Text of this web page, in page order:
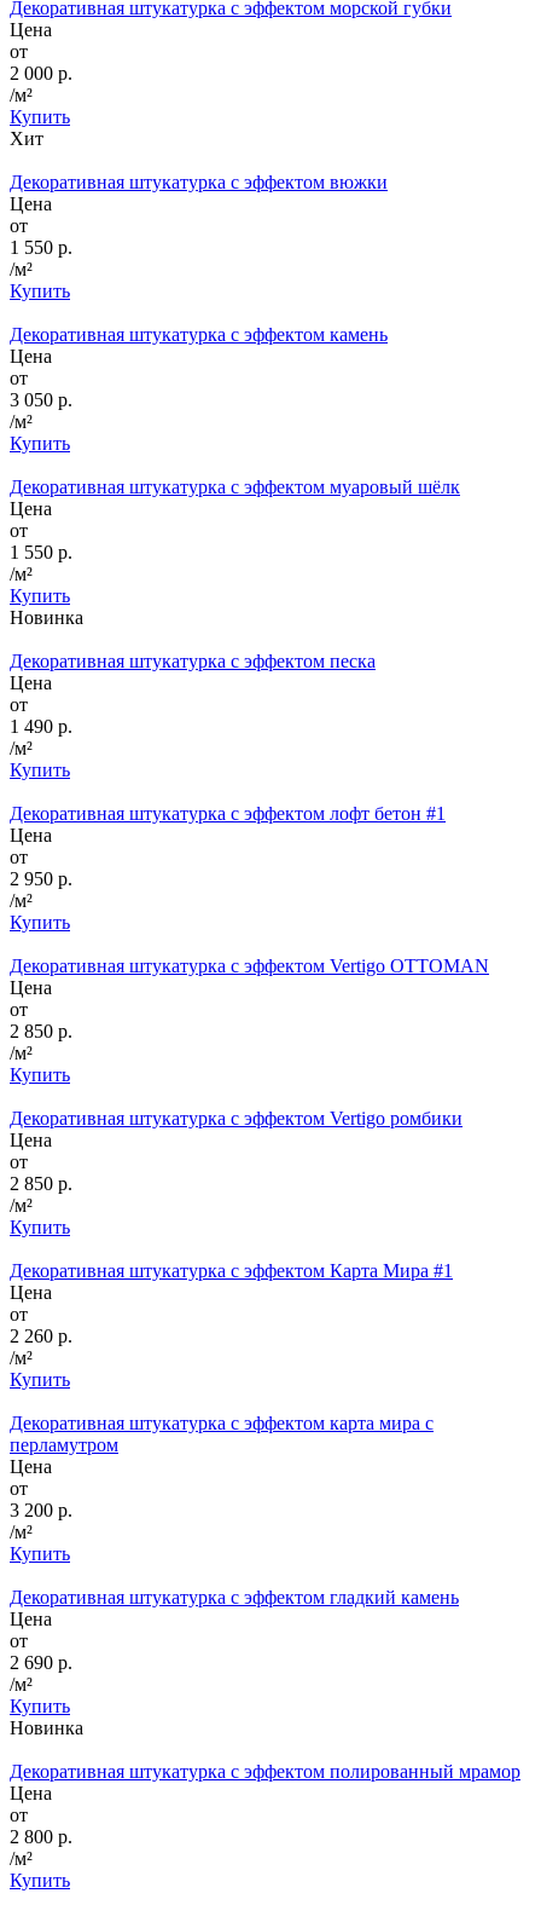
Декоративная штукатурка с эффектом морской губки
Цена
от
2 000 р.
/м²
Купить
Хит
Декоративная штукатурка с эффектом вюжки
Цена
от
1 550 р.
/м²
Купить
Декоративная штукатурка с эффектом камень
Цена
от
3 050 р.
/м²
Купить
Декоративная штукатурка с эффектом муаровый шёлк
Цена
от
1 550 р.
/м²
Купить
Новинка
Декоративная штукатурка с эффектом песка
Цена
от
1 490 р.
/м²
Купить
Декоративная штукатурка с эффектом лофт бетон #1
Цена
от
2 950 р.
/м²
Купить
Декоративная штукатурка с эффектом Vertigo OTTOMAN
Цена
от
2 850 р.
/м²
Купить
Декоративная штукатурка с эффектом Vertigo ромбики
Цена
от
2 850 р.
/м²
Купить
Декоративная штукатурка с эффектом Карта Мира #1
Цена
от
2 260 р.
/м²
Купить
Декоративная штукатурка с эффектом карта мира с
перламутром
Цена
от
3 200 р.
/м²
Купить
Декоративная штукатурка с эффектом гладкий камень
Цена
от
2 690 р.
/м²
Купить
Новинка
Декоративная штукатурка с эффектом полированный мрамор
Цена
от
2 800 р.
/м²
Купить